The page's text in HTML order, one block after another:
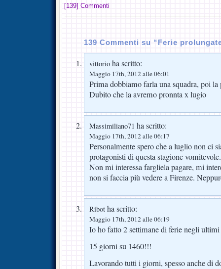
[139] Commenti
139 Commenti su “Ferie
vittorio ha scritto:
Maggio 17th, 2012 alle 06:01
Prima dobbiamo farla una squadra, poi la
Dubito che la avremo pronnta x lugio
Massimiliano71 ha scritto:
Maggio 17th, 2012 alle 06:17
Personalmente spero che a luglio non ci
protagonisti di questa stagione vomitevole.
Non mi interessa fargliela pagare, mi
non si faccia più vedere a Firenze.
Ribot ha scritto:
Maggio 17th, 2012 alle 06:19
Io ho fatto 2 settimane di ferie negli
15 giorni su 1460!!!
Lavorando tutti i giorni, spesso anche di